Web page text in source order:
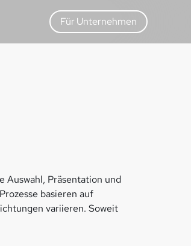
Für Unternehmen
Auswahl, Präsentation und
basieren auf
variieren. Soweit